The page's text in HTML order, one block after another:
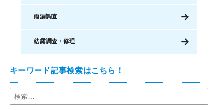
雨漏調査
結露調査・修理
キーワード記事検索はこちら！